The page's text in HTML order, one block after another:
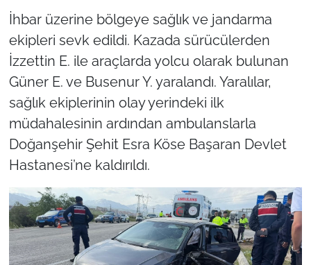
İhbar üzerine bölgeye sağlık ve jandarma
ekipleri sevk edildi. Kazada sürücülerden
İzzettin E. ile araçlarda yolcu olarak bulunan
Güner E. ve Busenur Y. yaralandı. Yaralılar,
sağlık ekiplerinin olay yerindeki ilk
müdahalesinin ardından ambulanslarla
Doğanşehir Şehit Esra Köse Başaran Devlet
Hastanesi’ne kaldırıldı.